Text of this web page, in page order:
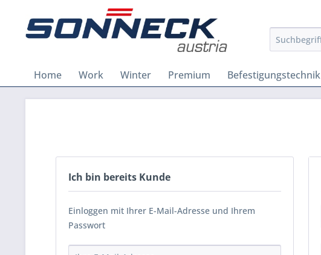
Home Work Winter Premium Befestigungstechnik
Ich bin bereits Kunde
Einloggen mit Ihrer E-Mail-Adresse und Ihrem
Passwort